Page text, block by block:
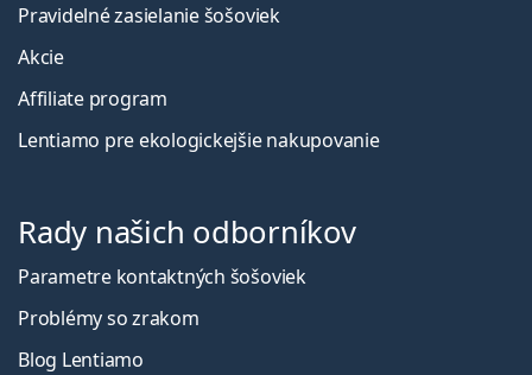
Pravidelné zasielanie šošoviek
Akcie
Affiliate program
Lentiamo pre ekologickejšie nakupovanie
Rady našich odborníkov
Parametre kontaktných šošoviek
Problémy so zrakom
Blog Lentiamo